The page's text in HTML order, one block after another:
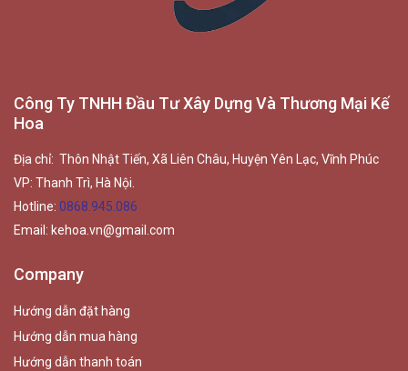
Công Ty TNHH Đầu Tư Xây Dựng Và Thương Mại Kế
Hoa
Địa chỉ: Thôn Nhật Tiến, Xã Liên Châu, Huyện Yên Lạc, Vĩnh Phúc
VP: Thanh Trì, Hà Nội.
Hotline: 0868.945.086
Email: kehoa.vn@gmail.com
Company
Hướng dẫn đặt hàng
Hướng dẫn mua hàng
Hướng dẫn thanh toán